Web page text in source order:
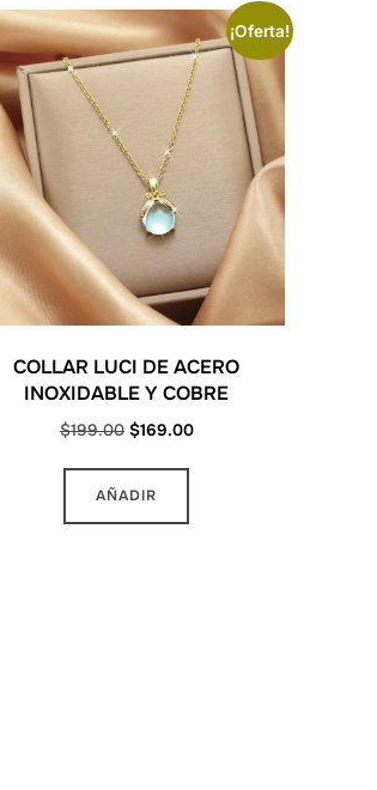
¡Oferta!
COLLAR LUCI DE ACERO
INOXIDABLE Y COBRE
$199.00 Original
was:
$169.00Current
AÑADIR